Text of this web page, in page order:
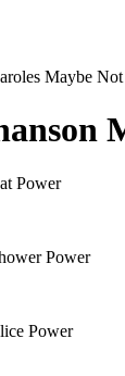
Maybe Not
Power
Power
Power